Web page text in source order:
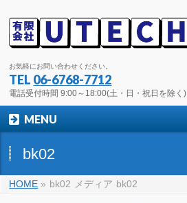
お気軽にお問い合わせください。
TEL 06-6768-7712
電話受付時間 9:00～18:00(土・日・祝日を除く)
MENU
bk02
HOME » bk02 メディア bk02